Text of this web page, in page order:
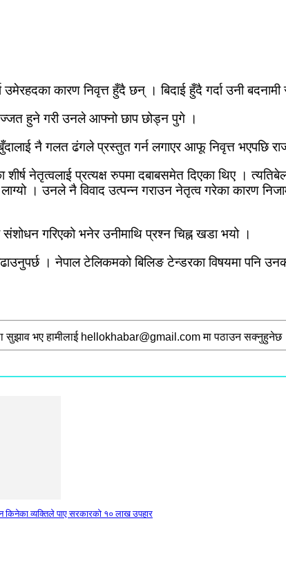
कारण निवृत्त हुँदै छन् । बिदाई हुँदै गर्दा उनी
हुने गरी उनले आफ्नो छाप छोड्न पुगे ।
नै गलत ढंगले प्रस्तुत गर्न लगाएर आफू निवृत्त भएपछि
नेतृत्वलाई प्रत्यक्ष रुपमा दबाबसमेत दिएका थिए ।
। उनले नै विवाद उत्पन्न गराउन नेतृत्व गरेका कारण
गरिएको भनेर उनीमाथि प्रश्न चिह्न खडा भयो ।
। नेपाल टेलिकमको बिलिङ टेन्डरका विषयमा पनि
सुझाव भए हामीलाई hellokhabar@gmail.comमा पठाउन सक्नुहुनेछ
किनेका व्यक्तिले पाए सरकारको १० लाख उपहार